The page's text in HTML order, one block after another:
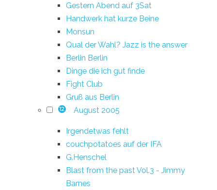
Gestern Abend auf 3Sat
Handwerk hat kurze Beine
Monsun
Qual der Wahl? Jazz is the answer
Berlin Berlin
Dinge die ich gut finde
Fight Club
Gruß aus Berlin
12 August 2005
Irgendetwas fehlt
couchpotatoes auf der IFA
G.Henschel
Blast from the past Vol.3 - Jimmy
Barnes